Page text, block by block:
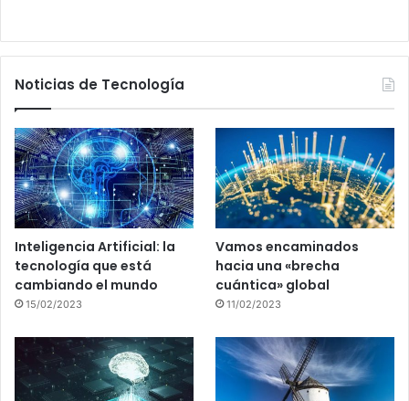
Noticias de Tecnología
Inteligencia Artificial: la
tecnología que está
cambiando el mundo
15/02/2023
Vamos encaminados
hacia una «brecha
cuántica» global
11/02/2023